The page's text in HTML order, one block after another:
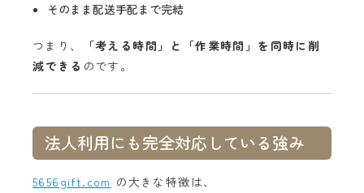
そのまま配送手配まで完結
つまり、
「考える時間」と「作業時間」を同時に削
減できる のです。
法人利用にも完全対応している強み
5656gift.com の大きな特徴は、